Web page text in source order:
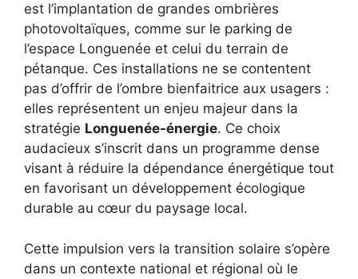
est l’implantation de grandes ombrières
photovoltaïques, comme sur le parking de
l’espace Longuenée et celui du terrain de
pétanque. Ces installations ne se contentent
pas d’offrir de l’ombre bienfaitrice aux usagers :
elles représentent un enjeu majeur dans la
stratégie Longuenée-énergie. Ce choix
audacieux s’inscrit dans un programme dense
visant à réduire la dépendance énergétique tout
en favorisant un développement écologique
durable au cœur du paysage local.
Cette impulsion vers la transition solaire s’opère
dans un contexte national et régional où le